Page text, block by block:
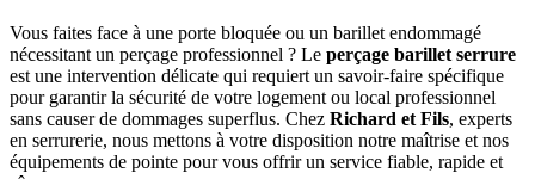
Vous faites face à une porte bloquée ou un barillet endommagé
nécessitant un perçage professionnel ? Le perçage barillet serrure
est une intervention délicate qui requiert un savoir-faire spécifique
pour garantir la sécurité de votre logement ou local professionnel
sans causer de dommages superflus. Chez Richard et Fils, experts
en serrurerie, nous mettons à votre disposition notre maîtrise et nos
équipements de pointe pour vous offrir un service fiable, rapide et